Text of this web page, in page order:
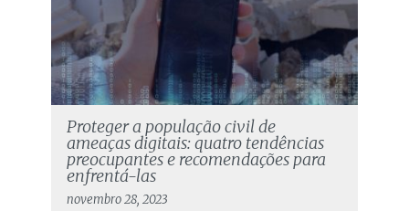
Proteger a população civil de
ameaças digitais: quatro tendências
preocupantes e recomendações para
enfrentá-las
novembro 28, 2023